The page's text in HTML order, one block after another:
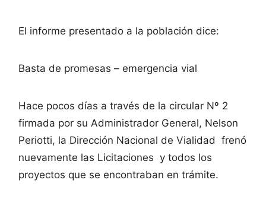
El informe presentado a la población dice:
Basta de promesas – emergencia vial
Hace pocos días a través de la circular Nº 2
firmada por su Administrador General, Nelson
Periotti, la Dirección Nacional de Vialidad frenó
nuevamente las Licitaciones y todos los
proyectos que se encontraban en trámite.